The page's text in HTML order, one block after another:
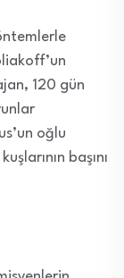
120 gün
oğlu
başını